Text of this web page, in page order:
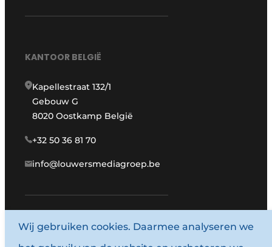
KANTOOR BELGIË
Kapellestraat 132/1
Gebouw G
8020 Oostkamp België
+32 50 36 81 70
info@louwersmediagroep.be
www.louwersmediagroep.com
Wij gebruiken cookies. Daarmee analyseren we